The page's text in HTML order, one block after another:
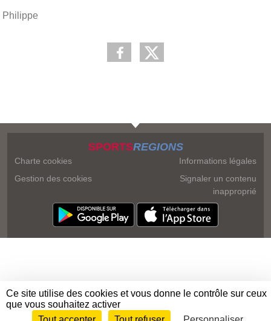
Philippe
SPORTSREGIONS
Charte cookies
Gestion des cookies
Informations légales
Signaler un contenu
inapproprié
Ce site utilise des cookies et vous donne le contrôle sur ceux
que vous souhaitez activer